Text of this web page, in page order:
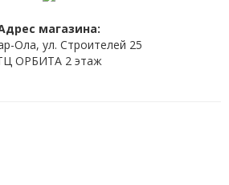
магазина:
Ола, ул. Строителей 25
ОРБИТА 2 этаж